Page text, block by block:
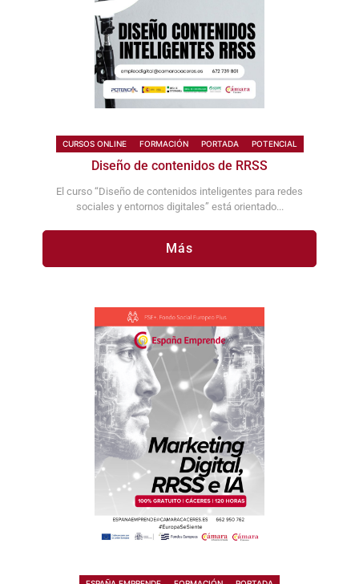
CURSOS ONLINE FORMACIÓN PORTADA POTENCIAL
Diseño de contenidos de RRSS
El curso “Diseño de contenidos inteligentes para redes
sociales y entornos digitales” está orientado...
Más